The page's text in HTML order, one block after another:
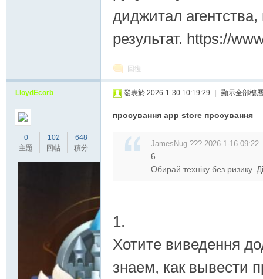
диджитал
результат. https://
回復
LloydEcorb
0
主題
102
回帖
648
積分
發表於 2026-1-30 10:19:29 顯示全部樓層
просування app store просування
JamesNug ??? 2026-1-16 09:22
6.
Обирай техніку без ризику.
1.
Хотите виведення
знаем, как вывести